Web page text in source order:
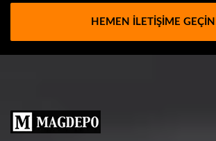
HEMEN İLETIŞIME